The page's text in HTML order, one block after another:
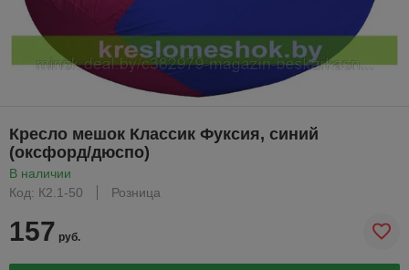
Кресло мешок Классик Фуксия, синий
(оксфорд/дюспо)
В наличии
Код: К2.1-50
Розница
157 руб.